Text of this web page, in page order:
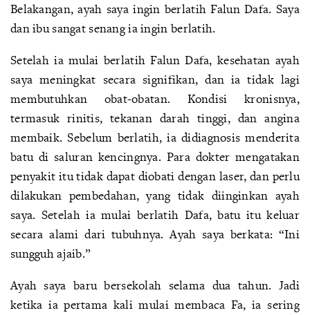
Belakangan, ayah saya ingin berlatih Falun Dafa. Saya
dan ibu sangat senang ia ingin berlatih.
Setelah ia mulai berlatih Falun Dafa, kesehatan ayah
saya meningkat secara signifikan, dan ia tidak lagi
membutuhkan obat-obatan. Kondisi kronisnya,
termasuk rinitis, tekanan darah tinggi, dan angina
membaik. Sebelum berlatih, ia didiagnosis menderita
batu di saluran kencingnya. Para dokter mengatakan
penyakit itu tidak dapat diobati dengan laser, dan perlu
dilakukan pembedahan, yang tidak diinginkan ayah
saya. Setelah ia mulai berlatih Dafa, batu itu keluar
secara alami dari tubuhnya. Ayah saya berkata: “Ini
sungguh ajaib.”
Ayah saya baru bersekolah selama dua tahun. Jadi
ketika ia pertama kali mulai membaca Fa, ia sering